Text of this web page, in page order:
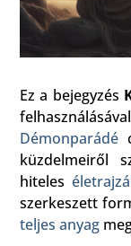
Ez a bejegyzés
Démonparádé
küzdelmeiről
hiteles
szerkeszett
teljes anyag